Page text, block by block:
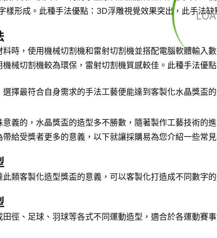
樣形成。此種手法優點：3D浮雕視覺效果突出，此手法
時，使用機械切割機和雷射切割機並搭配電腦軟體輸
械切割機較為環保，雷射切割機質感較佳。此種手法優
擇最符合自身需求的手法工藝便能達到客製化水晶獎盃的
義的，水晶獎盃的造型多不勝數，隨著製作工藝技術
給受獎者更多的意義，以下就讓採購易為您介紹一些常
類客製化造型獎盃的意義，可以客製化打造成不同數字
徑、足球、羽球等各式不同運動造型，適合於各運動